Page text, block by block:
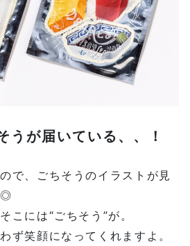
が届いている、、！
で、ごちそうのイラストが見
◎
こには“ごちそう”が。
ず笑顔になってくれますよ。